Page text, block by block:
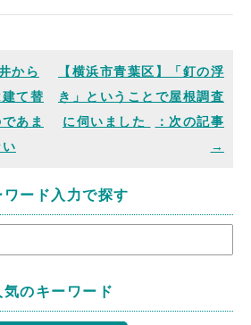
から
て替
あま
【横浜市青葉区】「釘の浮
き」ということで屋根調査
に伺いました
ワード入力で探す
気のキーワード